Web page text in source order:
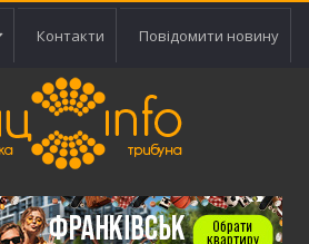
Контакти Повідомити новину